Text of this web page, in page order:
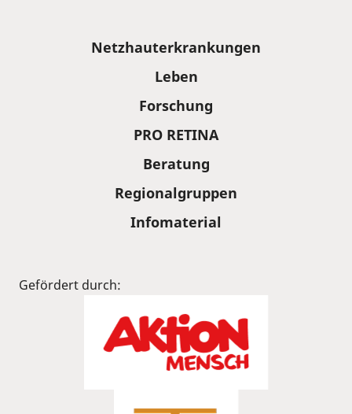
Netzhauterkrankungen
Leben
Forschung
PRO RETINA
Beratung
Regionalgruppen
Infomaterial
Gefördert durch: